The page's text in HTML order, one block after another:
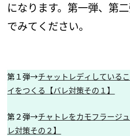
になります。第一弾、第
でみてください。
第１弾→チャットレディしている
イをつくる【バレ対策その１】
第２弾→チャトレをカモフラージ
レ対策その２】